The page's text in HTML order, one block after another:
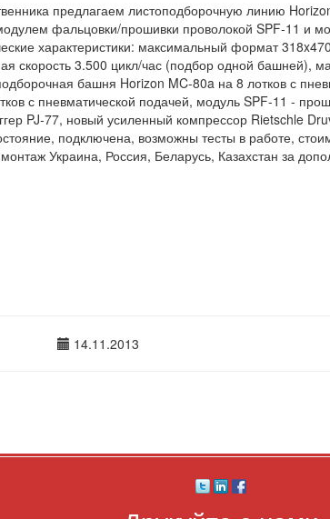
предлагаем листоподборочную линию
фальцовки/прошивки проволокой SPF-11 и
характеристики: максимальный формат
скорость 3.500 цикл/час (подбор одной башней),
башня Horizon MC-80a на 8 лотков с
с пневматической подачей, модуль SPF-11 -
PJ-77, новый усиленный компрессор Rietschle
подключена, возможны тесты в работе,
Украина, Россия, Беларусь, Казахстан за
14.11.2013